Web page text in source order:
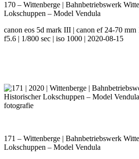
170 – Wittenberge | Bahnbetriebswerk
Lokschuppen – Model Vendula
canon eos 5d mark III | canon ef 24-70 mm
f5.6 | 1/800 sec | iso 1000 | 2020-08-15
171 – Wittenberge | Bahnbetriebswerk
Lokschuppen – Model Vendula